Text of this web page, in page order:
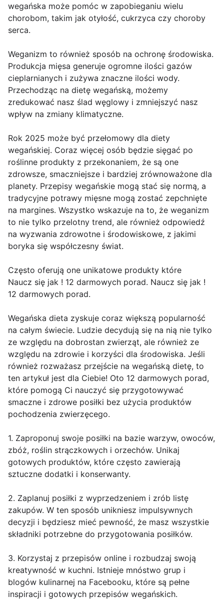
wegańska może pomóc w zapobieganiu wielu
chorobom, takim jak otyłość, cukrzyca czy choroby
serca.
Weganizm to również sposób na ochronę środowiska.
Produkcja mięsa generuje ogromne ilości gazów
cieplarnianych i zużywa znaczne ilości wody.
Przechodząc na dietę wegańską, możemy
zredukować nasz ślad węglowy i zmniejszyć nasz
wpływ na zmiany klimatyczne.
Rok 2025 może być przełomowy dla diety
wegańskiej. Coraz więcej osób będzie sięgać po
roślinne produkty z przekonaniem, że są one
zdrowsze, smaczniejsze i bardziej zrównoważone dla
planety. Przepisy wegańskie mogą stać się normą, a
tradycyjne potrawy mięsne mogą zostać zepchnięte
na margines. Wszystko wskazuje na to, że weganizm
to nie tylko przelotny trend, ale również odpowiedź
na wyzwania zdrowotne i środowiskowe, z jakimi
boryka się współczesny świat.
Często oferują one unikatowe produkty które
Naucz się jak ! 12 darmowych porad. Naucz się jak !
12 darmowych porad.
Wegańska dieta zyskuje coraz większą popularność
na całym świecie. Ludzie decydują się na nią nie tylko
ze względu na dobrostan zwierząt, ale również ze
względu na zdrowie i korzyści dla środowiska. Jeśli
również rozważasz przejście na wegańską dietę, to
ten artykuł jest dla Ciebie! Oto 12 darmowych porad,
które pomogą Ci nauczyć się przygotowywać
smaczne i zdrowe posiłki bez użycia produktów
pochodzenia zwierzęcego.
1. Zaproponuj swoje posiłki na bazie warzyw, owoców,
zbóż, roślin strączkowych i orzechów. Unikaj
gotowych produktów, które często zawierają
sztuczne dodatki i konserwanty.
2. Zaplanuj posiłki z wyprzedzeniem i zrób listę
zakupów. W ten sposób unikniesz impulsywnych
decyzji i będziesz mieć pewność, że masz wszystkie
składniki potrzebne do przygotowania posiłków.
3. Korzystaj z przepisów online i rozbudzaj swoją
kreatywność w kuchni. Istnieje mnóstwo grup i
blogów kulinarnej na Facebooku, które są pełne
inspiracji i gotowych przepisów wegańskich.